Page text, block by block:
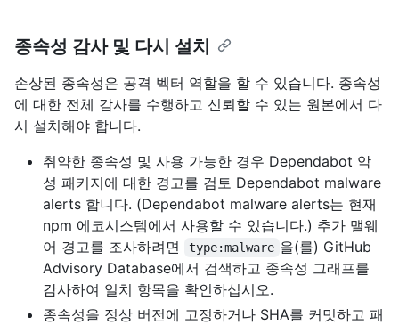
종속성 감사 및 다시 설치
손상된 종속성은 공격 벡터 역할을 할 수 있습니다. 종속성
에 대한 전체 감사를 수행하고 신뢰할 수 있는 원본에서 다
시 설치해야 합니다.
취약한 종속성 및 사용 가능한 경우 Dependabot 악
성 패키지에 대한 경고를 검토 Dependabot malware
alerts 합니다. (Dependabot malware alerts는 현재
npm 에코시스템에서 사용할 수 있습니다.) 추가 맬웨
어 경고를 조사하려면
type:malware 을(를) GitHub
Advisory Database에서 검색하고 종속성 그래프를
감사하여 일치 항목을 확인하십시오.
종속성을 정상 버전에 고정하거나 SHA를 커밋하고 패